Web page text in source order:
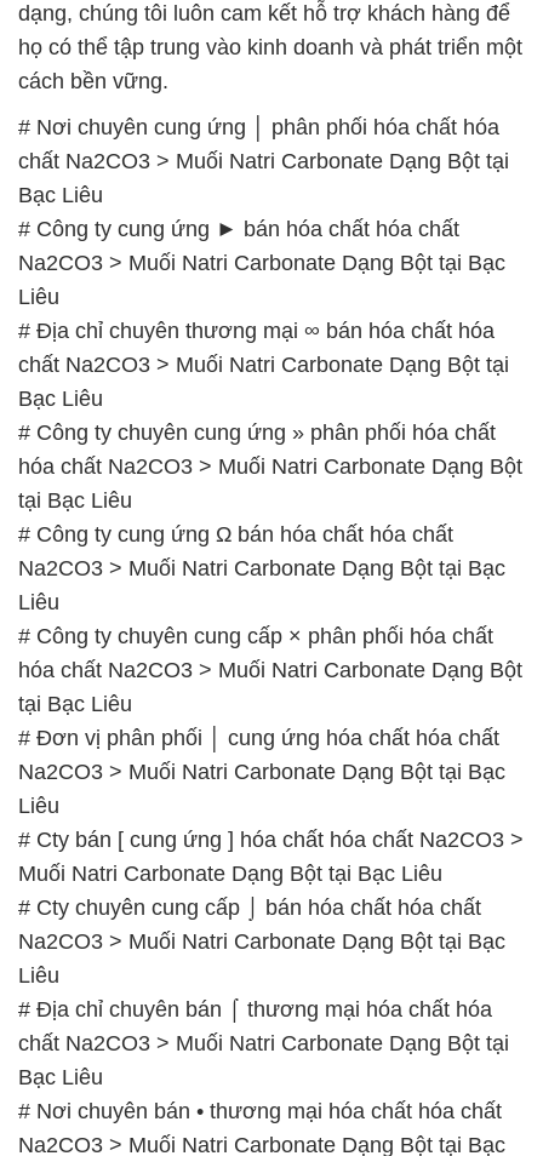
dạng, chúng tôi luôn cam kết hỗ trợ khách hàng để
họ có thể tập trung vào kinh doanh và phát triển một
cách bền vững.
# Nơi chuyên cung ứng │ phân phối hóa chất hóa
chất Na2CO3 > Muối Natri Carbonate Dạng Bột tại
Bạc Liêu
# Công ty cung ứng ► bán hóa chất hóa chất
Na2CO3 > Muối Natri Carbonate Dạng Bột tại Bạc
Liêu
# Địa chỉ chuyên thương mại ∞ bán hóa chất hóa
chất Na2CO3 > Muối Natri Carbonate Dạng Bột tại
Bạc Liêu
# Công ty chuyên cung ứng » phân phối hóa chất
hóa chất Na2CO3 > Muối Natri Carbonate Dạng Bột
tại Bạc Liêu
# Công ty cung ứng Ω bán hóa chất hóa chất
Na2CO3 > Muối Natri Carbonate Dạng Bột tại Bạc
Liêu
# Công ty chuyên cung cấp × phân phối hóa chất
hóa chất Na2CO3 > Muối Natri Carbonate Dạng Bột
tại Bạc Liêu
# Đơn vị phân phối │ cung ứng hóa chất hóa chất
Na2CO3 > Muối Natri Carbonate Dạng Bột tại Bạc
Liêu
# Cty bán [ cung ứng ] hóa chất hóa chất Na2CO3 >
Muối Natri Carbonate Dạng Bột tại Bạc Liêu
# Cty chuyên cung cấp ⌡ bán hóa chất hóa chất
Na2CO3 > Muối Natri Carbonate Dạng Bột tại Bạc
Liêu
# Địa chỉ chuyên bán ⌠ thương mại hóa chất hóa
chất Na2CO3 > Muối Natri Carbonate Dạng Bột tại
Bạc Liêu
# Nơi chuyên bán • thương mại hóa chất hóa chất
Na2CO3 > Muối Natri Carbonate Dạng Bột tại Bạc